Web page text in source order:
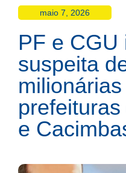
maio 7, 2026
PF e CGU
suspeita
e